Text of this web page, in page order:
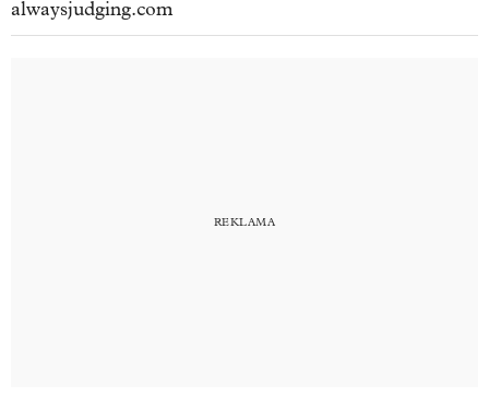
alwaysjudging.com